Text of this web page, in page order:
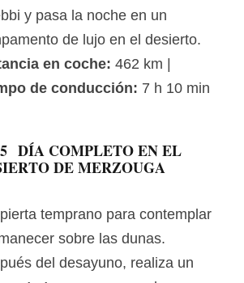
y pasa la noche en un
de lujo en el desierto.
en coche: 462 km |
de conducción: 7 h 10 min
DÍA COMPLETO EN EL
DE MERZOUGA
temprano para contemplar
sobre las dunas.
del desayuno, realiza un